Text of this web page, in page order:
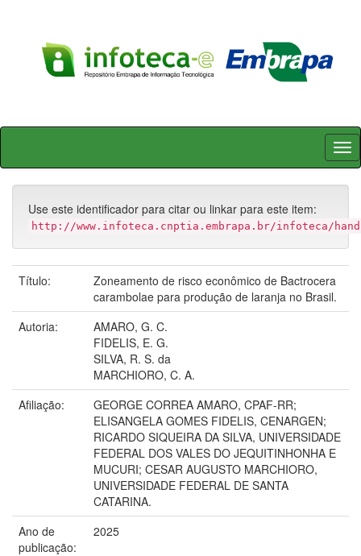
Skip
Use este identificador para citar ou linkar para este item:
http://www.infoteca.cnptia.embrapa.br/infoteca/
Título:
Zoneamento de risco econômico de Bactrocera
carambolae para produção de laranja no Brasil.
Autoria:
AMARO, G. C.
FIDELIS, E. G.
SILVA, R. S. da
MARCHIORO, C. A.
Afiliação:
GEORGE CORREA AMARO, CPAF-RR;
ELISANGELA GOMES FIDELIS, CENARGEN;
RICARDO SIQUEIRA DA SILVA, UNIVERSIDADE
FEDERAL DOS VALES DO JEQUITINHONHA E
MUCURI; CESAR AUGUSTO MARCHIORO,
UNIVERSIDADE FEDERAL DE SANTA
CATARINA.
Ano de
publicação:
2025